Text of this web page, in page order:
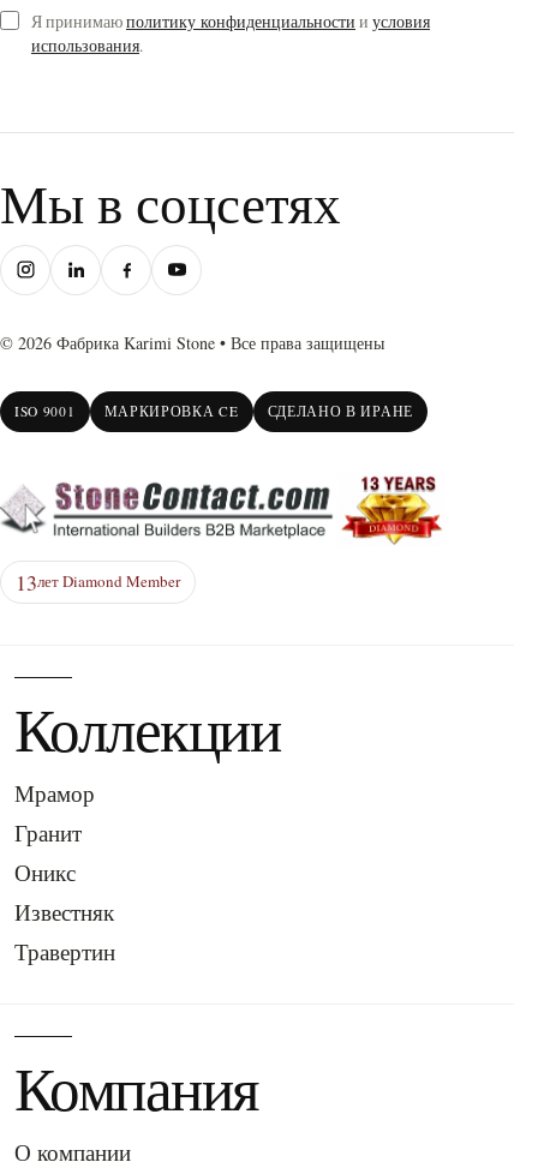
Я принимаюполитику конфиденциальности и условия
использования.
Мы в соцсетях
© 2026 Фабрика Karimi Stone • Все права защищены
ISO 9001 МАРКИРОВКА CE СДЕЛАНО В ИРАНЕ
13лет Diamond Member
Коллекции
Мрамор
Гранит
Оникс
Известняк
Травертин
Компания
О компании